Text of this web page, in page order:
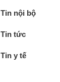
Tin nội bộ
Tin tức
Tin y tế